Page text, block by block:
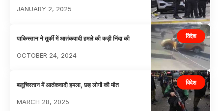
JANUARY 2, 2025
विदेश
पाकिस्तान ने तुर्की में आतंकवादी हमले की कड़ी निंदा की
OCTOBER 24, 2024
विदेश
बलूचिस्तान में आतंकवादी हमला, छह लोगों की मौत
MARCH 28, 2025